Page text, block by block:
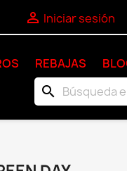
 Iniciar sesión
REBAJAS
search